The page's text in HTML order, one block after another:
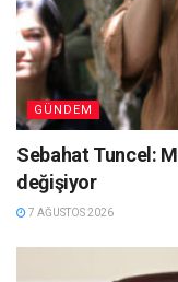
GÜNDEM
Sebahat Tuncel:
değişiyor
7 AĞUSTOS 2026